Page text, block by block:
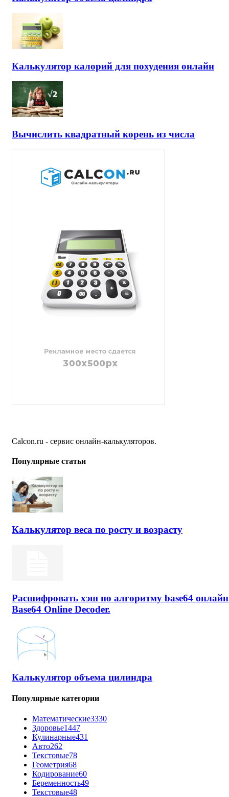
Калькулятор калорий для похудения онлайн
Вычислить квадратный корень из числа
Calcon.ru - сервис онлайн-калькуляторов.
Популярные статьи
Калькулятор веса по росту и возрасту
Расшифровать хэш по алгоритму base64
Base64 Online Decoder.
Калькулятор объема цилиндра
Популярные категории
Математические3330
Здоровье1447
Кулинарные431
Авто262
Текстовые78
Геометрия68
Кодирование60
Беременность49
Текстовые48